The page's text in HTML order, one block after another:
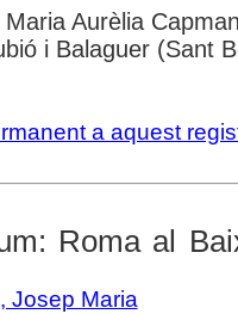
Maria Aurèlia
i Balaguer (Sant
a aquest
Roma al
Josep Maria